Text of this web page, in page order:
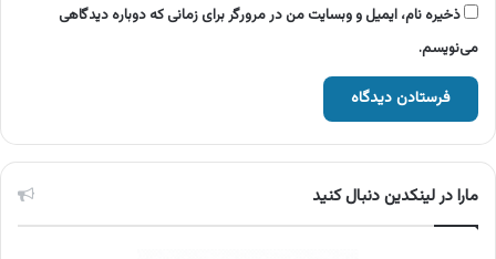
ذخیره نام، ایمیل و وبسایت من در مرورگر برای زمانی که دوباره دیدگاهی
می‌نویسم.
مارا در لینکدین دنبال کنید